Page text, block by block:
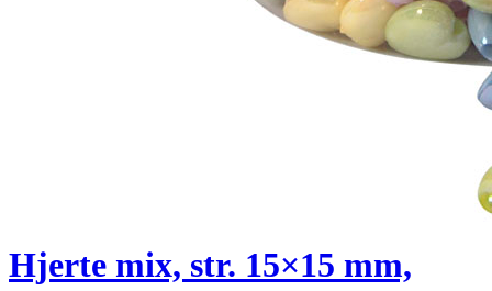
Hjerte mix, str. 15×15 mm,